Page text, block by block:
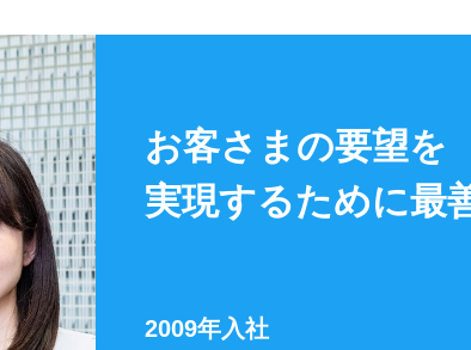
Contact
サイトポリシー サービス約款
グループ会社 IR情報
お客さまの要望を
実現するために最
2009年入社